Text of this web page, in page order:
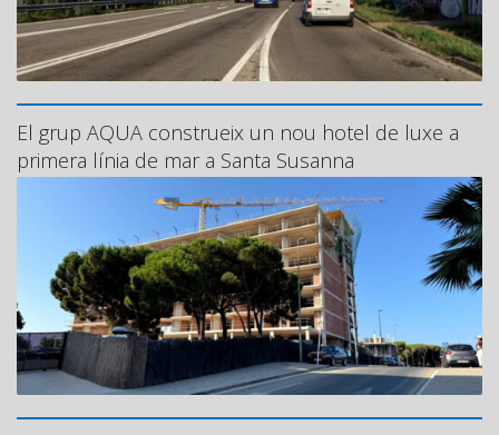
El grup AQUA construeix un nou hotel de luxe a
primera línia de mar a Santa Susanna